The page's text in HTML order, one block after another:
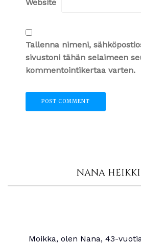
Website
Tallenna nimeni,
sivustoni tähän selaimeen
kommentointikertaa varten.
NANA
Moikka, olen Nana, 43-